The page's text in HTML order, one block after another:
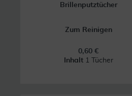
Brillenputztücher
Zum Reinigen
0,60 €
Inhalt 1 Tücher